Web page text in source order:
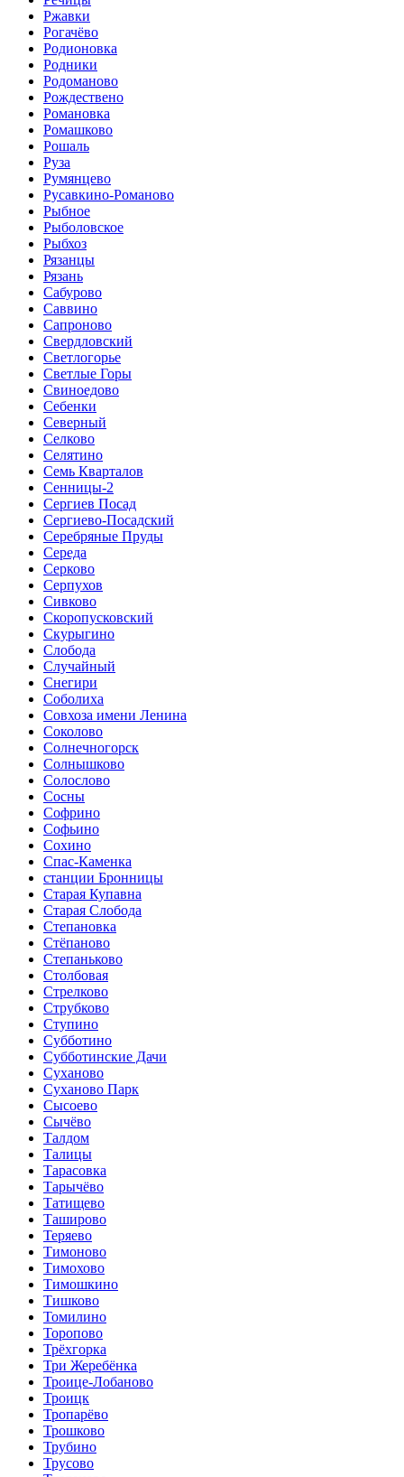
Ржавки
Рогачёво
Родионовка
Родники
Родоманово
Рождествено
Романовка
Ромашково
Рошаль
Руза
Румянцево
Русавкино-Романово
Рыбное
Рыболовское
Рыбхоз
Рязанцы
Рязань
Сабурово
Саввино
Сапроново
Свердловский
Светлогорье
Светлые Горы
Свиноедово
Себенки
Северный
Селково
Селятино
Семь Кварталов
Сенницы-2
Сергиев Посад
Сергиево-Посадский
Серебряные Пруды
Середа
Серково
Серпухов
Сивково
Скоропусковский
Скурыгино
Слобода
Случайный
Снегири
Соболиха
Совхоза имени Ленина
Соколово
Солнечногорск
Солнышково
Солослово
Сосны
Софрино
Софьино
Сохино
Спас-Каменка
станции Бронницы
Старая Купавна
Старая Слобода
Степановка
Стёпаново
Степаньково
Столбовая
Стрелково
Струбково
Ступино
Субботино
Субботинские Дачи
Суханово
Суханово Парк
Сысоево
Сычёво
Талдом
Талицы
Тарасовка
Тарычёво
Татищево
Таширово
Теряево
Тимоново
Тимохово
Тимошкино
Тишково
Томилино
Торопово
Трёхгорка
Три Жеребёнка
Троице-Лобаново
Троицк
Тропарёво
Трошково
Трубино
Трусово